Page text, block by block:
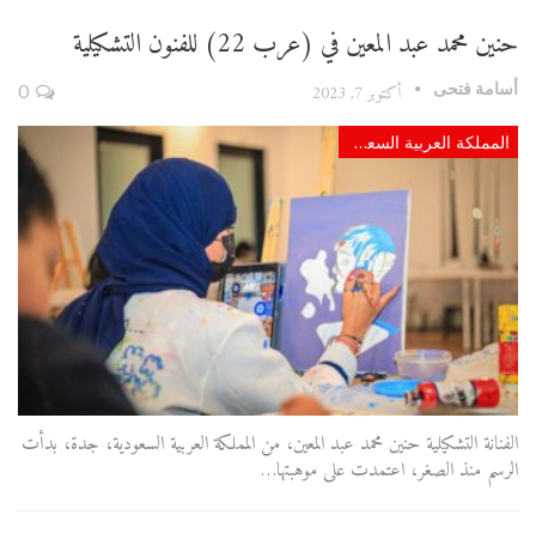
حنين محمد عبد المعين في (عرب 22) للفنون التشكيلية
أسامة فتحى أكتوبر 7, 2023
المملكة العربية السعودية
الفنانة التشكيلية حنين محمد عبد المعين، من المملكة العربية السعودية، جدة، بدأت
الرسم منذ الصغر، اعتمدت على موهبتها…